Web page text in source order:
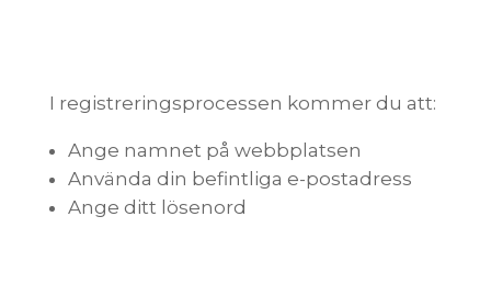
I registreringsprocessen kommer du att:
Ange namnet på webbplatsen
Använda din befintliga e-postadress
Ange ditt lösenord